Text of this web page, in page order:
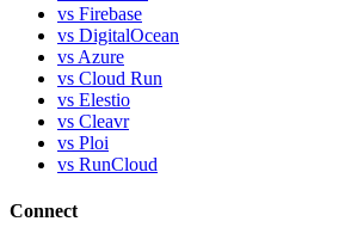
vs Firebase
vs DigitalOcean
vs Azure
vs Cloud Run
vs Elestio
vs Cleavr
vs Ploi
vs RunCloud
Connect